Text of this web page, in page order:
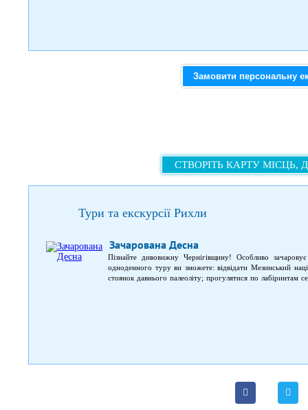
Замовити персональну
СТВОРІТЬ КАРТУ МІСЦЬ,
Тури та екскурсії Рихли
Зачарована Десна
Пізнайте дивовижну Чернігівщину! Особливо
одноденного туру ви зможете: відвідати Мезинський
стоянок давнього палеоліту; прогулятися по лабіринтам